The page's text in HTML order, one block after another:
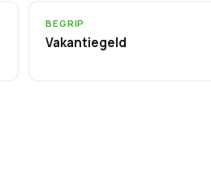
BEGRIP
Vakantiegeld